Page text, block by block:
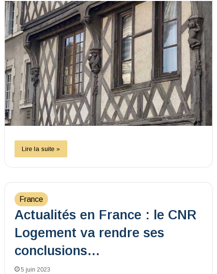
Lire la suite »
France
Actualités en France : le CNR
Logement va rendre ses
conclusions…
5 juin 2023